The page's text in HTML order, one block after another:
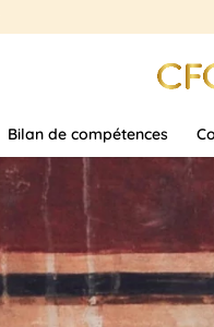
Bilan de compétences